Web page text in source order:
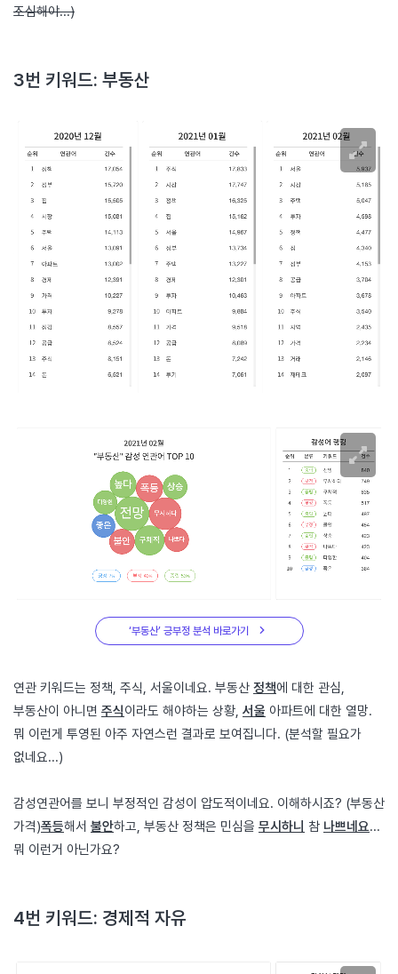
조심해야...)
3번 키워드: 부동산
‘부동산’ 긍부정 분석 바로가기
연관 키워드는 정책, 주식, 서울이네요. 부동산 정책에 대한 관심,
부동산이 아니면 주식이라도 해야하는 상황, 서울 아파트에 대한 열망.
뭐 이런게 투영된 아주 자연스런 결과로 보여집니다. (분석할 필요가
없네요...)
감성연관어를 보니 부정적인 감성이 압도적이네요. 이해하시죠? (부동산
가격)폭등해서 불안하고, 부동산 정책은 민심을 무시하니 참 나쁘네요...
뭐 이런거 아닌가요?
4번 키워드: 경제적 자유